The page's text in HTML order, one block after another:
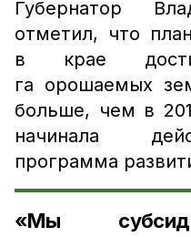
Губернатор
отметил, что
в крае
га орошаемых
больше, чем в
начинала
программа
«Мы